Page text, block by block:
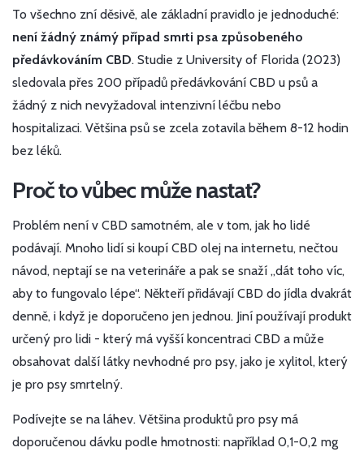
To všechno zní děsivě, ale základní pravidlo je jednoduché:
není žádný známý případ smrti psa způsobeného
předávkováním CBD. Studie z University of Florida (2023)
sledovala přes 200 případů předávkování CBD u psů a
žádný z nich nevyžadoval intenzivní léčbu nebo
hospitalizaci. Většina psů se zcela zotavila během 8-12 hodin
bez léků.
Proč to vůbec může nastat?
Problém není v CBD samotném, ale v tom, jak ho lidé
podávají. Mnoho lidí si koupí CBD olej na internetu, nečtou
návod, neptají se na veterináře a pak se snaží „dát toho víc,
aby to fungovalo lépe“. Někteří přidávají CBD do jídla dvakrát
denně, i když je doporučeno jen jednou. Jiní používají produkt
určený pro lidi - který má vyšší koncentraci CBD a může
obsahovat další látky nevhodné pro psy, jako je xylitol, který
je pro psy smrtelný.
Podívejte se na láhev. Většina produktů pro psy má
doporučenou dávku podle hmotnosti: například 0,1-0,2 mg